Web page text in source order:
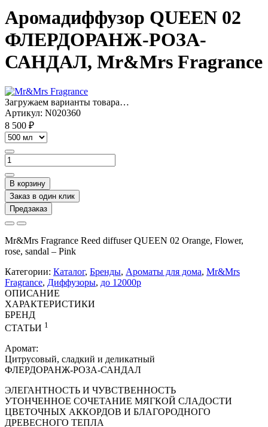
Аромадиффузор QUEEN 02
ФЛЕРДОРАНЖ-РОЗА-
САНДАЛ, Mr&Mrs Fragrance
Загружаем варианты товара…
Артикул: N020360
8 500 ₽
В корзину
Заказ в один клик
Предзаказ
Mr&Mrs Fragrance Reed diffuser QUEEN 02 Orange, Flower,
rose, sandal – Pink
Категории: Каталог, Бренды, Ароматы для дома, Mr&Mrs
Fragrance, Диффузоры, до 12000р
ОПИСАНИЕ
ХАРАКТЕРИСТИКИ
БРЕНД
СТАТЬИ 1
Аромат:
Цитрусовый, сладкий и деликатный
ФЛЕРДОРАНЖ-РОЗА-САНДАЛ
ЭЛЕГАНТНОСТЬ И ЧУВСТВЕННОСТЬ
УТОНЧЕННОЕ СОЧЕТАНИЕ МЯГКОЙ СЛАДОСТИ
ЦВЕТОЧНЫХ АККОРДОВ И БЛАГОРОДНОГО
ДРЕВЕСНОГО ТЕПЛА